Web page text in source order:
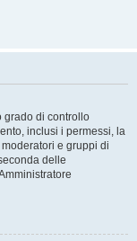
grado di controllo
inclusi i permessi, la
e gruppi di
delle